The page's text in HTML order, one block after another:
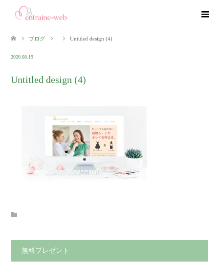
ブログ Untitled design (4)
2020.08.19
Untitled design (4)
無料プレゼント